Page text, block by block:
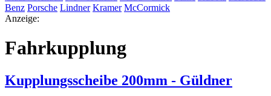
Benz Porsche Lindner Kramer McCormick
Anzeige:
Fahrkupplung
Kupplungsscheibe 200mm - Güldner